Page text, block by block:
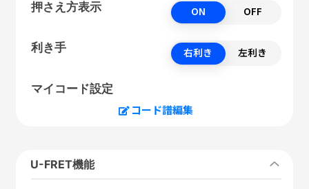
押さえ方表示 ON OFF
利き手 右利き 左利き
マイコード設定
コード譜編集
U-FRET機能